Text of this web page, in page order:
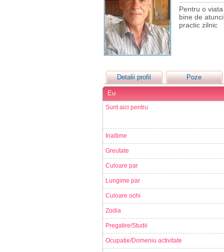
Pentru o
bine de
practic zilnic
Detalii profil Poze
Eu
Sunt aici pentru
Inaltime
Greutate
Culoare par
Lungime par
Culoare ochi
Zodia
Pregatire/Studii
Ocupatie/Domeniu activitate